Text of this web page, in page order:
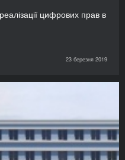
цифрових прав в
23 березня 2019